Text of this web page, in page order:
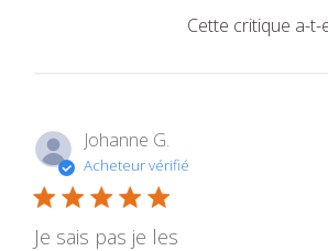
Cette critique a-t-
Johanne G.
Acheteur vérifié
Je sais pas je les